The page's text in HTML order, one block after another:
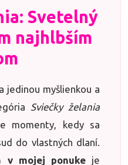
Svetelný
najhlbším
jedinou myšlienkou a
Sviečky želania
momenty, kedy sa
do vlastných dlaní.
v mojej ponukeje